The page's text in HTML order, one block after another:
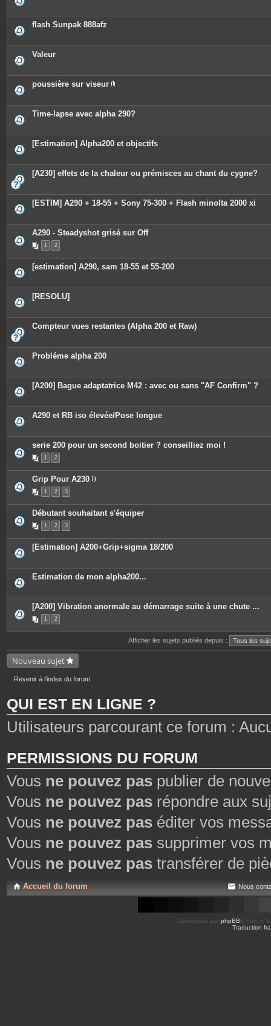
flash Sunpak 888afz
Valeur
poussière sur viseur
è
c
j
o
t
e
s
Time-lapse avec alpha 290?
[Estimation] Alpha200 et objectifs
[A230] effets de la chaleur ou prémisces au chant du cygne?
[ESTIM] A290 + 18-55 + Sony 75-300 + Flash minolta 2000 xi
A290 - Steadyshot grisé sur Off
1 2
[estimation] A290, sam 18-55 et 55-200
[RESOLU]
Compteur vues restantes (Alpha 200 et Raw)
Probléme alpha 200
[A200] Bague adaptatrice M42 : avec ou sans "AF Confirm" ?
A290 et RB iso élevée/Pose longue
serie 200 pour un second boitier ? conseilliez moi !
1 2
Grip Pour A230
c
e
i
n
1 2 3
Débutant souhaitant s'équiper
1 2 3
[Estimation] A200+Grip+sigma 18/200
Estimation de mon alpha200...
[A200] Vibration anormale au démarrage suite à une chute ...
1 2
Afficher les sujets publiés depuis :
Nouveau sujet
Revenir à l’index du forum
QUI EST EN LIGNE ?
Utilisateurs parcourant ce forum :
PERMISSIONS DU FORUM
Vous ne pouvez pas publier de
Vous ne pouvez pas répondre aux
Vous ne pouvez pas éditer vos
Vous ne pouvez pas supprimer vos
Vous ne pouvez pas transférer de
Accueil du forum Nous
Développé par phpBB ® Forum
Traduction